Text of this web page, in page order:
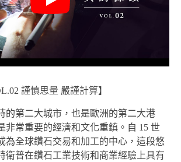
謹慎思量 嚴謹計算】
的第二大城市，也是歐洲的第二大港
非常重要的經濟和文化重鎮。自 15 世
為全球鑽石交易和加工的中心，這段悠
衛普在鑽石工業技術和商業經驗上具有